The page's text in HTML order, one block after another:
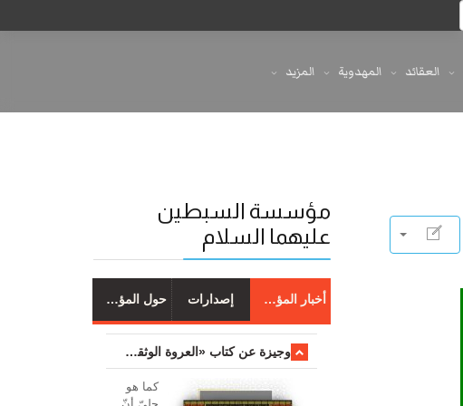
العقائد المهدوية المزيد
مؤسسة السبطين
عليهما السلام
أخبار المؤسسة إصدارات حول المؤسسة
وجیزة عن کتاب «العروة الوثقی والتعلیقات علیها»
کما هو